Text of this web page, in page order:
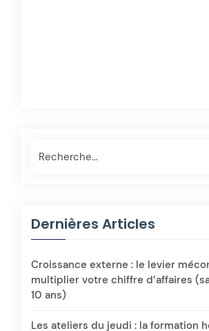
Rechercher
Dernières Articles
Croissance externe : le levier
multiplier votre chiffre d’affaires
10 ans)
Les ateliers du jeudi : la formation